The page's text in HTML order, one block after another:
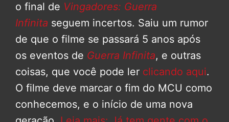
o final de Vingadores: Guerra
Infinita seguem incertos. Saiu um rumor
de que o filme se passará 5 anos após
os eventos de Guerra Infinita, e outras
coisas, que você pode ler clicando aqui.
O filme deve marcar o fim do MCU como
conhecemos, e o início de uma nova